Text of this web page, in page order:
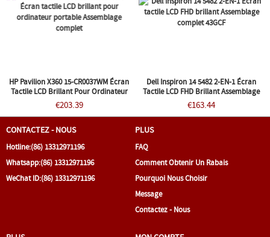
HP Pavilion X360 15-CR0037WM Écran
Tactile LCD Brillant Pour Ordinateur
Portable Assemblage Complet
€203.39
Dell Inspiron 14 5482 2-EN-1 Écran
Tactile LCD FHD Brillant Assemblage
Complet 43GCF
€163.44
CONTACTEZ - NOUS
Hotline:(86) 13312971196
Whatsapp:(86) 13312971196
WeChat ID:(86) 13312971196
PLUS
FAQ
Comment Obtenir Un Rabais
Pourquoi Nous Choisir
Message
Contactez - Nous